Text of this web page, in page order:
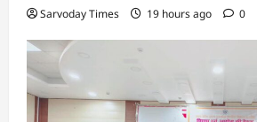
Sarvoday Times 19 hours ago 0